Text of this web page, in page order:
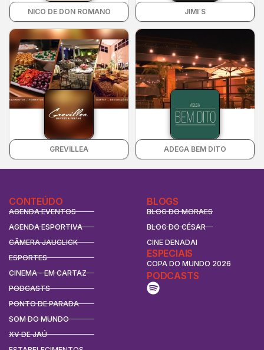
NICO DE DON ROMANO JIMI´S
GREVILLEA ADEGA BEM DITO
CONTEÚDO
AGENDA EVENTOS
AGENDA ESPORTIVA
CÂMERA JAUCLICK
ESPORTES
CINEMA - EM CARTAZ
PODCASTS
PONTO DE PARADA
SOM DO MUNDO
XV DE JAÚ
BLOGS
BLOG DO MORAES
BLOG DO CÉSAR
CINE DENADAI
ESPECIAIS
COPA DO MUNDO 2026
PODCASTS